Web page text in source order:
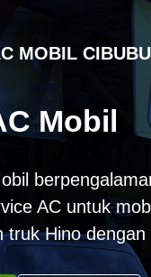
MOBIL
Mobil
AC untuk
truk Hino dengan